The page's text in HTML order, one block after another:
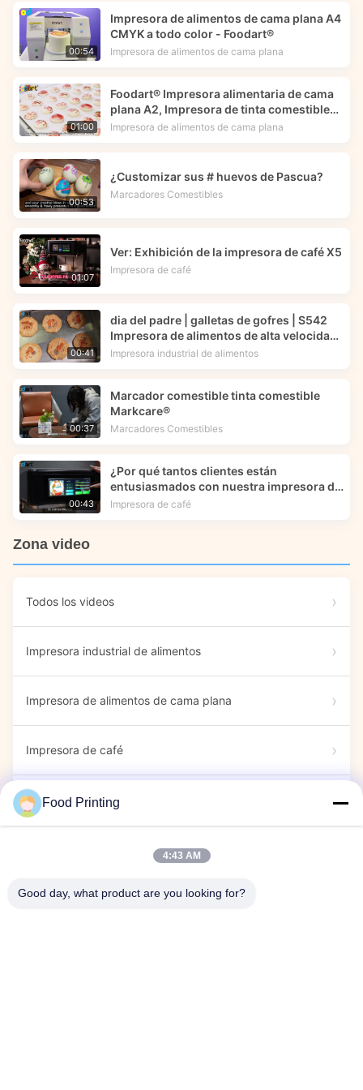
00:54
Impresora de alimentos de cama plana A4
CMYK a todo color - Foodart®
Impresora de alimentos de cama plana
01:00
Foodart® Impresora alimentaria de cama
plana A2, Impresora de tinta comestible
imprime imágenes de flores en macarons
Impresora de alimentos de cama plana
00:53
¿Customizar sus # huevos de Pascua?
Marcadores Comestibles
01:07
Ver: Exhibición de la impresora de café X5
Impresora de café
00:41
dia del padre | galletas de gofres | S542
Impresora de alimentos de alta velocidad |
Tecnología de impresión alimentaria
Impresora industrial de alimentos
00:37
Marcador comestible tinta comestible
Markcare®
Marcadores Comestibles
00:43
¿Por qué tantos clientes están
entusiasmados con nuestra impresora de
alimentos X5?
Impresora de café
Zona video
Todos los videos
Impresora industrial de alimentos
Impresora de alimentos de cama plana
Impresora de café
Marcadores Comestibles
impresora cápsula
Food Printing
4:43 AM
Good day, what product are you looking for?